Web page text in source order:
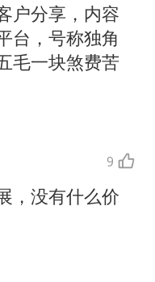
户分享，内容
台，号称独角
毛一块煞费苦
9
，没有什么价